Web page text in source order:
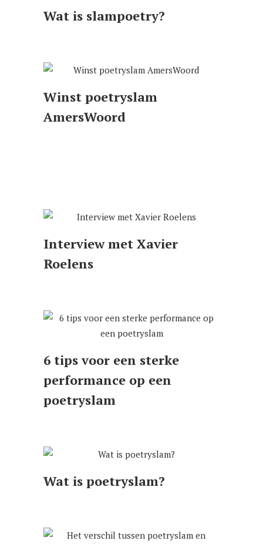
Wat is slampoetry?
Winst poetryslam
AmersWoord
Interview met Xavier
Roelens
6 tips voor een sterke
performance op een
poetryslam
Wat is poetryslam?